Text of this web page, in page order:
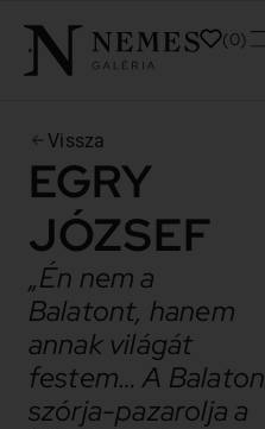
0
Vissza
EGRY
JÓZSEF
„Én nem a
Balatont, hanem
annak világát
festem… A Balaton
szórja-pazarolja a